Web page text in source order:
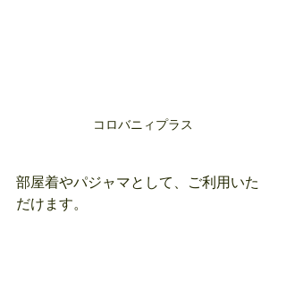
コロバニィプラス
部屋着やパジャマとして、ご利用いた
だけます。